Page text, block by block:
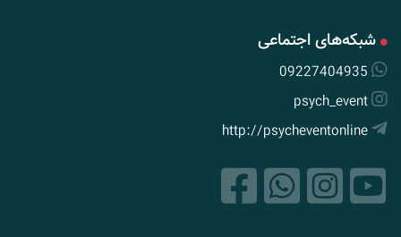
شبکه‌های اجتماعی
09227404935
psych_event
http://psycheventonline